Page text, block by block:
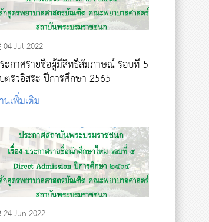
04 Jul 2022
ะกาศรายชื่อผู้มีสิทธิ์สัมภาษณ์ รอบที่ 5
ตรวอิสระ ปีการศึกษา 2565
นเพิ่มเติม
24 Jun 2022